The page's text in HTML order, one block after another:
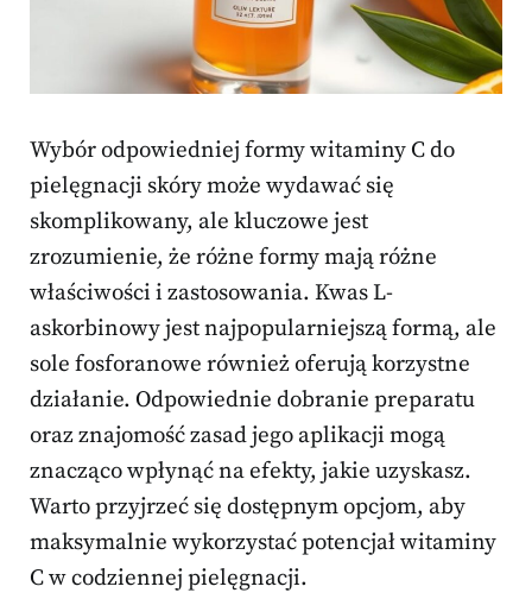
Wybór odpowiedniej formy witaminy C do
pielęgnacji skóry może wydawać się
skomplikowany, ale kluczowe jest
zrozumienie, że różne formy mają różne
właściwości i zastosowania. Kwas L-
askorbinowy jest najpopularniejszą formą, ale
sole fosforanowe również oferują korzystne
działanie. Odpowiednie dobranie preparatu
oraz znajomość zasad jego aplikacji mogą
znacząco wpłynąć na efekty, jakie uzyskasz.
Warto przyjrzeć się dostępnym opcjom, aby
maksymalnie wykorzystać potencjał witaminy
C w codziennej pielęgnacji.